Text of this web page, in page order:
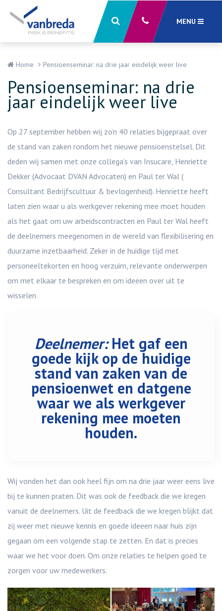
MENU
Home Pensioenseminar: na drie jaar eindelijk weer live
Pensioenseminar: na drie
jaar eindelijk weer live
Op 27 september hebben wij zo’n 40 relaties bijgepraat over
de stand van zaken rondom het nieuwe pensioenstelsel. Dit
deden wij samen met onze collega’s van Insucare, Henriette
Dekker (Advocaat DVAN Advocaten) en Paul ter Wal (
Consultant Bedrijfscultuur & bevlogenheid). Henriette heeft
laten zien waar u als werkgever rekening mee moet houden
als het gaat om uw arbeidscontracten en Paul ter Wal heeft
de deelnemers meegenomen in de wereld van flexibilisering en
duurzame inzetbaarheid. Zeker in de huidige tijd met
personeeltekorten en hoog verzuim, relevante onderwerpen
om met elkaar te bespreken en om ideeen over uit te
wisselen.
Deelnemer:Het gaf een
goede kijk op de huidige
stand van zaken van de
pensioenwet en datgene
waar we als werkgever
rekening mee moeten
houden.
Wij vonden het dan ook heel fijn om na drie jaar weer eens live
bij te kunnen praten. Dit was ook de feedback die we kregen
vanuit de deelnemers. Uit de feedback die we kregen blijkt dat
zij weer met nieuwe kennis en goede ideeen naar huis zijn
gegaan om een volgende stap te zetten. En dat is precies
waar we het voor doen. Om onze relaties te helpen goed te
zorgen voor uw medewerkers.